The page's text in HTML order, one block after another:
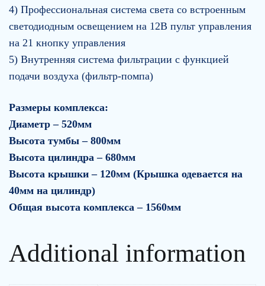
4) Профессиональная система света со встроенным
светодиодным освещением на 12В пульт управления
на 21 кнопку управления
5) Внутренняя система фильтрации с функцией
подачи воздуха (фильтр-помпа)
Размеры комплекса:
Диаметр – 520мм
Высота тумбы – 800мм
Высота цилиндра – 680мм
Высота крышки – 120мм (Крышка одевается на
40мм на цилиндр)
Общая высота комплекса – 1560мм
Additional information